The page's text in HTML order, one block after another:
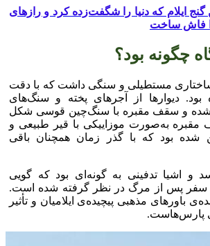
گنج ایلام که دنیا را شگفت‌زده کرد و راز‌های
فاش ساخت
چگونه بود؟
مستطیلی و سنگی داشت که با دقت
دیوار‌ها از آجر‌های پخته و سنگ‌های
شده و سقف مقبره با سنگ‌چین قوسی شکل
مقبره به‌صورت موزاییکی با قیر طبیعی و
شده بود که با گذر زمان همچنان باقی
و اشیا تدفینی به گونه‌ای بود که گویی
سفر پس از مرگ در نظر گرفته شده است.
باور‌های مذهبی پیچیده‌ی ایلامیان و تأثیر
پارس‌هاست.